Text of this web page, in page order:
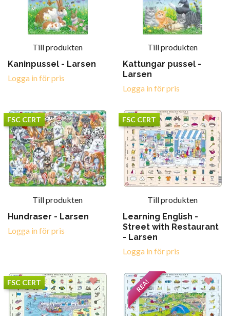
Till produkten
Kaninpussel - Larsen
Logga in för pris
Till produkten
Kattungar pussel -
Larsen
Logga in för pris
FSC CERT
Till produkten
Hundraser - Larsen
Logga in för pris
FSC CERT
Till produkten
Learning English -
Street with Restaurant
- Larsen
Logga in för pris
FSC CERT REA!